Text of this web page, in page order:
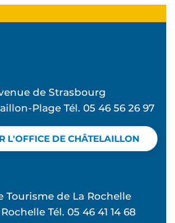
de Strasbourg
Plage Tél. 05 46 56 26 97
L'OFFICE DE CHÂTELAILLON
Tourisme de La Rochelle
Tél. 05 46 41 14 68